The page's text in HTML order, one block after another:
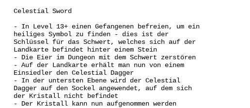
Celestial Sword
- In Level 13+ einen Gefangenen befreien, um ein
heiliges Symbol zu finden - dies ist der
Schlüssel für das Schwert, welches sich auf der
Landkarte befindet hinter einem Stein
- Die Eier im Dungeon mit dem Schwert zerstören
- Auf der Landkarte erhält man nun von einem
Einsiedler den Celestial Dagger
- In der untersten Ebene wird der Celestial
Dagger auf den Sockel angewendet, auf dem sich
der Kristall nicht befindet
- Der Kristall kann nun aufgenommen werden